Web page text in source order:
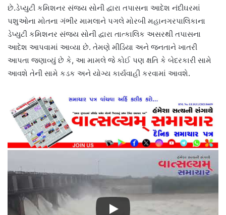
છે.ડેપ્યુટી કમિશનર સંજય સોની દ્વારા તપાસના આદેશ નંદીઘરમાં
પશુઓના મોતના ગંભીર મામલાને પગલે મોરબી મહાનગરપાલિકાના
ડેપ્યુટી કમિશનર સંજય સોની દ્વારા તાત્કાલિક અસરથી તપાસના
આદેશ આપવામાં આવ્યા છે. તેમણે મીડિયા અને જનતાને ખાતરી
આપતા જણાવ્યું છે કે, આ મામલે જે કોઈ પણ ક્ષતિ કે બેદરકારી સામે
આવશે તેની સામે કડક અને યોગ્ય કાર્યવાહી કરવામાં આવશે.